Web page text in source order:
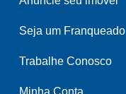
Seja um Franqueado
Trabalhe Conosco
Minha Conta